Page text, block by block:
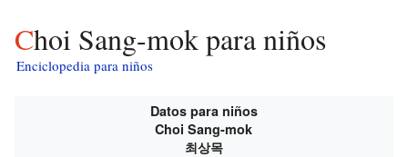
Choi Sang-mok para niños
Enciclopedia para niños
Datos para niños
Choi Sang-mok
최상목